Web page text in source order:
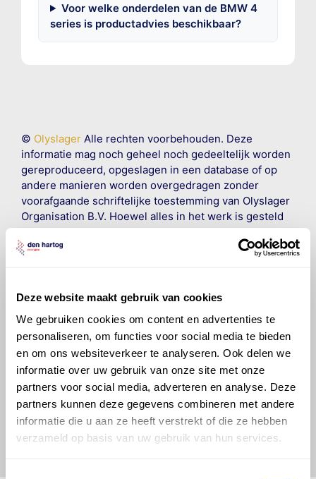
Deze website maakt gebruik van cookies
We gebruiken cookies om content en advertenties te
personaliseren, om functies voor social media te bieden
en om ons websiteverkeer te analyseren. Ook delen we
informatie over uw gebruik van onze site met onze
partners voor social media, adverteren en analyse. Deze
partners kunnen deze gegevens combineren met andere
informatie die u aan ze heeft verstrekt of die ze hebben
verzameld op basis van uw gebruik van hun services.
Voor welke onderdelen van de BMW 4
series is productadvies beschikbaar?
© OlyslagerAlle rechten voorbehouden. Deze
informatie mag noch geheel noch gedeeltelijk worden
gereproduceerd, opgeslagen in een database of op
andere manieren worden overgedragen zonder
voorafgaande schriftelijke toestemming van Olyslager
Organisation B.V. Hoewel alles in het werk is gesteld
om ervoor te zorgen dat deze gegevens zo accuraat
en compleet mogelijk zijn, wordt geen
veroorzaakt door fouten of omissies in de verstrekte
raadplegen en te gebruiken erkent de gebruiker dat
hij/zij de ervaring, de kennis en het vermogen heeft
om de vereiste onderhoudswerkzaamheden op een
veilige en verantwoorde manier uit te voeren. Hij/zij
vrijwaart en indemniseert de uitgever enDen Hartog
Energiesvoor enig verlies, letsel, claim en schade
veroorzaakt door een onjuiste interpretatie of een
onjuist gebruik van de gepubliceerde gegevens.